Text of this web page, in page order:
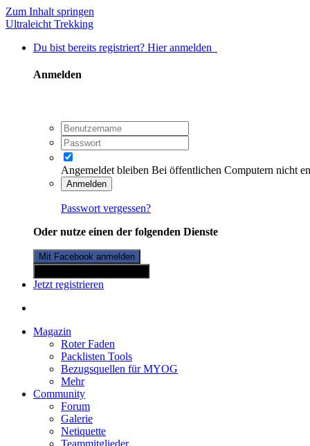
Zum Inhalt springen
Ultraleicht Trekking
Du bist bereits registriert? Hier anmelden
Anmelden
Angemeldet bleiben Bei öffentlichen Computern nicht
Anmelden
Passwort vergessen?
Oder nutze einen der folgenden Dienste
Mit Facebook anmelden
Jetzt registrieren
Magazin
Roter Faden
Packlisten Tools
Bezugsquellen für MYOG
Mehr
Community
Forum
Galerie
Netiquette
Teammitglieder